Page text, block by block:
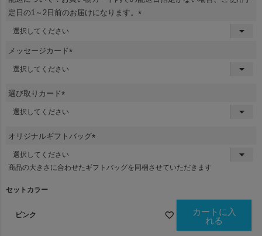
こちら！
定日の1～2日前のお届けになります。
メッセージカード
選び取りカード
オリジナルギフトバッグ
須
商品の大きさに合わせたギフトバッグを同梱させていただきます
セットカラー
ピンク
カートに入
れる